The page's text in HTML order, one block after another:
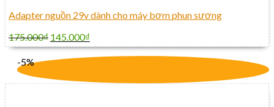
Adapter nguồn 29v dành cho máy bơm phun sương
175.000₫ 145.000₫
-5%